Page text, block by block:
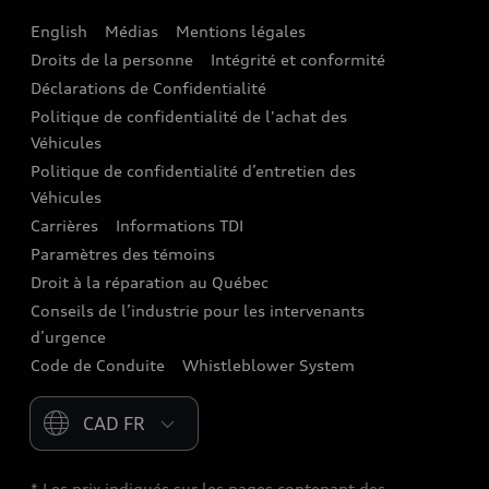
Audi connect
Assistance routière
Audi Care
Centres de carrosserie Audi
Garanties Audi et couverture
English Médias
Mentions légales
Droits de la personne
Intégrité et conformité
Déclarations de Confidentialité
Politique de confidentialité de l'achat des
Véhicules
Politique de confidentialité d’entretien des
Véhicules
Carrières
Informations TDI
Paramètres des témoins
Droit à la réparation au Québec
Conseils de l’industrie pour les intervenants
d’urgence
Code de Conduite
Whistleblower System
Please select country